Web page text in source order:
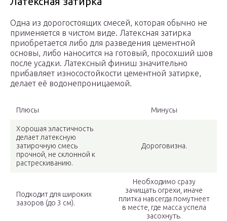
Одна из дорогостоящих смесей, которая обычно не
применяется в чистом виде. Латексная затирка
приобретается либо для разведения цементной
основы, либо наносится на готовый, просохший шов
после усадки. Латексный финиш значительно
прибавляет износостойкости цементной затирке,
делает её водонепроницаемой.
Плюсы Минусы
Хорошая эластичность
делает латексную
затирочную смесь
прочной, не склонной к
растрескиванию.
Дороговизна.
Подходит для широких
зазоров (до 3 см).
Необходимо сразу
зачищать огрехи, иначе
плитка навсегда помутнеет
в месте, где масса успела
засохнуть.